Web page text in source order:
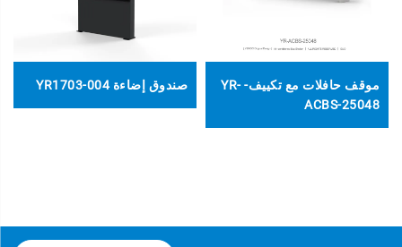
موقف حافلات مع تكييف- YR-
ACBS-25048
صندوق إضاءة YR1703-004